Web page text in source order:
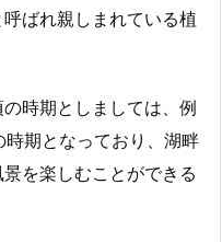
ばれ親しまれている植
時期としましては、例
期となっており、湖畔
を楽しむことができる